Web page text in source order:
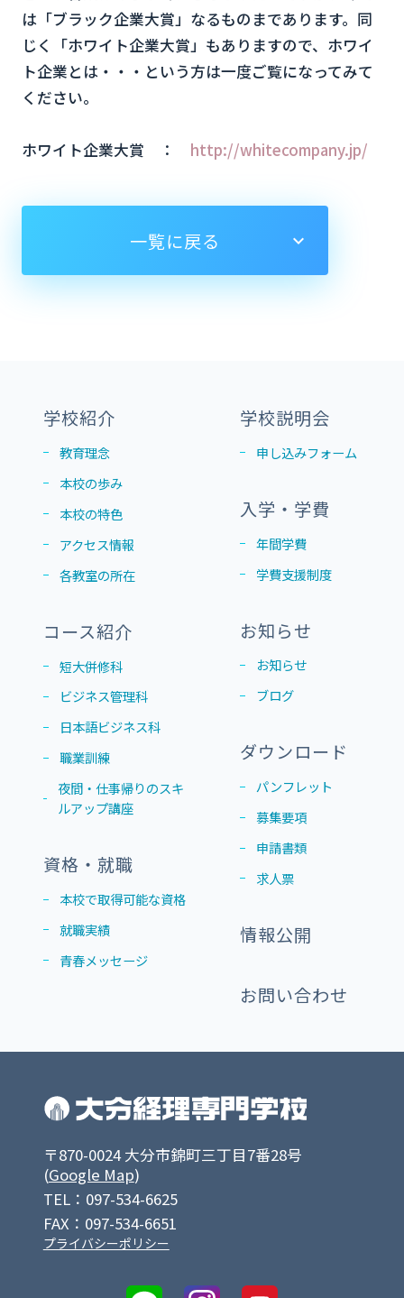
は「ブラック企業大賞」なるものまであります。同
じく「ホワイト企業大賞」もありますので、ホワイ
ト企業とは・・・という方は一度ご覧になってみて
ください。
ホワイト企業大賞 ： http://whitecompany.jp/
一覧に戻る
学校紹介
教育理念
本校の歩み
本校の特色
アクセス情報
各教室の所在
コース紹介
短大併修科
ビジネス管理科
日本語ビジネス科
職業訓練
夜間・仕事帰りのスキ
ルアップ講座
資格・就職
本校で取得可能な資格
就職実績
青春メッセージ
学校説明会
申し込みフォーム
入学・学費
年間学費
学費支援制度
お知らせ
お知らせ
ブログ
ダウンロード
パンフレット
募集要項
申請書類
求人票
情報公開
お問い合わせ
〒870-0024 大分市錦町三丁目7番28号
(Google Map)
TEL：097-534-6625
FAX：097-534-6651
プライバシーポリシー